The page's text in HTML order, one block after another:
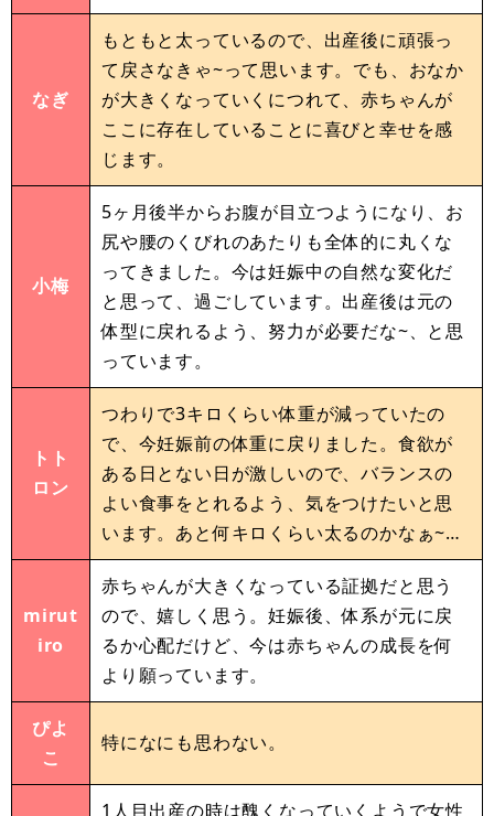
なぎ
もともと太っているので、出産後に頑張っ
て戻さなきゃ~って思います。でも、おなか
が大きくなっていくにつれて、赤ちゃんが
ここに存在していることに喜びと幸せを感
じます。
小梅
5ヶ月後半からお腹が目立つようになり、お
尻や腰のくびれのあたりも全体的に丸くな
ってきました。今は妊娠中の自然な変化だ
と思って、過ごしています。出産後は元の
体型に戻れるよう、努力が必要だな~、と思
っています。
トト
ロン
つわりで3キロくらい体重が減っていたの
で、今妊娠前の体重に戻りました。食欲が
ある日とない日が激しいので、バランスの
よい食事をとれるよう、気をつけたいと思
います。あと何キロくらい太るのかなぁ~…
mirut
iro
赤ちゃんが大きくなっている証拠だと思う
ので、嬉しく思う。妊娠後、体系が元に戻
るか心配だけど、今は赤ちゃんの成長を何
より願っています。
ぴよ
こ
特になにも思わない。
1人目出産の時は醜くなっていくようで女性